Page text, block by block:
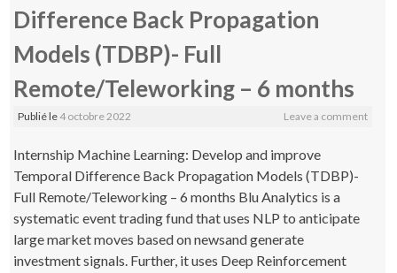
Difference Back Propagation
Models (TDBP)- Full
Remote/Teleworking – 6 months
Publié le 4 octobre 2022 Leave a comment
Internship Machine Learning: Develop and improve
Temporal Difference Back Propagation Models (TDBP)-
Full Remote/Teleworking – 6 months Blu Analytics is a
systematic event trading fund that uses NLP to anticipate
large market moves based on newsand generate
investment signals. Further, it uses Deep Reinforcement